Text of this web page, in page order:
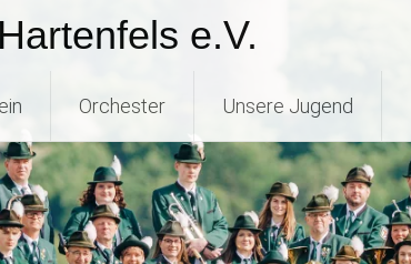
e.V.
Orchester Unsere Jugend